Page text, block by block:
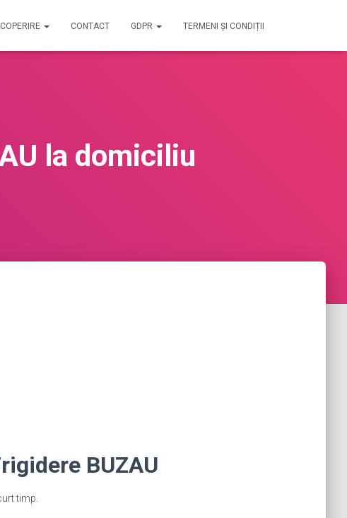
CONTACT GDPR TERMENI ȘI CONDIȚII
la domiciliu
BUZAU
timp.